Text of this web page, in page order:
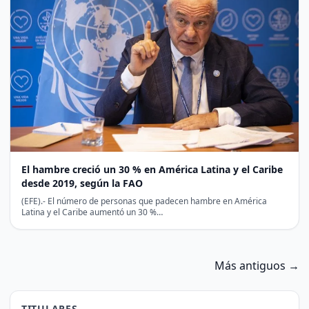
El hambre creció un 30 % en América Latina y el Caribe
desde 2019, según la FAO
(EFE).- El número de personas que padecen hambre en América
Latina y el Caribe aumentó un 30 %…
Más antiguos →